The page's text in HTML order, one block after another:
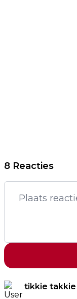
8 Reacties
tikkie takkie